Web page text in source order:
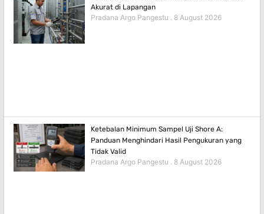
Akurat di Lapangan
Pradana Argo Pangestu 8 August 2026
Ketebalan Minimum Sampel Uji Shore A:
Panduan Menghindari Hasil Pengukuran yang
Tidak Valid
Pradana Argo Pangestu 8 August 2026